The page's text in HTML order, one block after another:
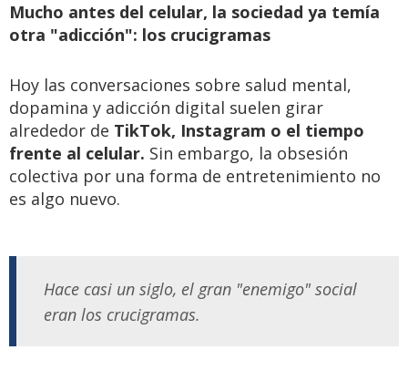
Mucho antes del celular, la sociedad ya temía
otra "adicción": los crucigramas
Hoy las conversaciones sobre salud mental,
dopamina y adicción digital suelen girar
alrededor de TikTok, Instagram o el tiempo
frente al celular. Sin embargo, la obsesión
colectiva por una forma de entretenimiento no
es algo nuevo.
Hace casi un siglo, el gran "enemigo" social
eran los crucigramas.